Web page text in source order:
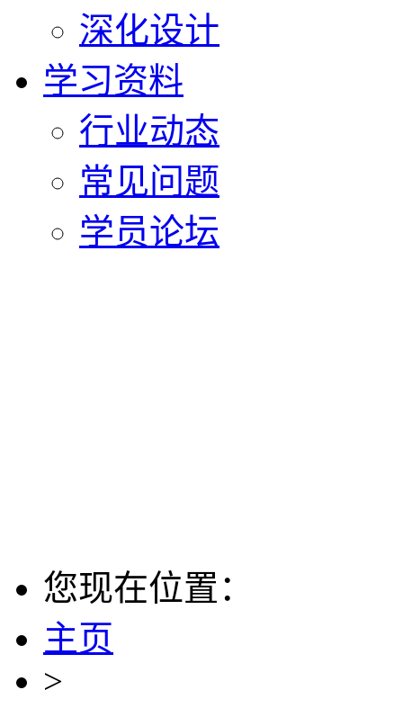
深化设计
学习资料
行业动态
常见问题
学员论坛
您现在位置：
主页
>